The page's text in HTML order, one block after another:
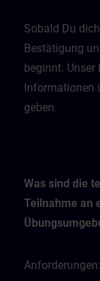
Sobald Du
Bestätigung
beginnt.
Informationen
geben.
Was sind die
Teilnahme an
Anforderungen: